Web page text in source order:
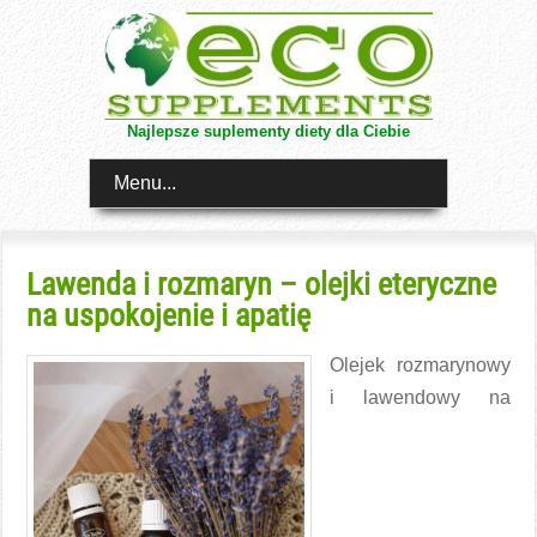
Najlepsze suplementy diety dla Ciebie
Menu...
Lawenda i rozmaryn – olejki eteryczne
na uspokojenie i apatię
Olejek rozmarynowy
i lawendowy na